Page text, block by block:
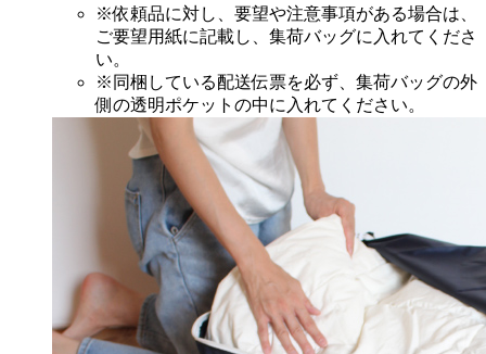
※依頼品に対し、要望や注意事項がある場合は、
ご要望用紙に記載し、集荷バッグに入れてくださ
い。
※同梱している配送伝票を必ず、集荷バッグの外
側の透明ポケットの中に入れてください。